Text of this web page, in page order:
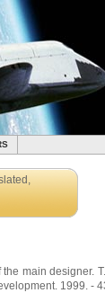
main designer.
1999. -